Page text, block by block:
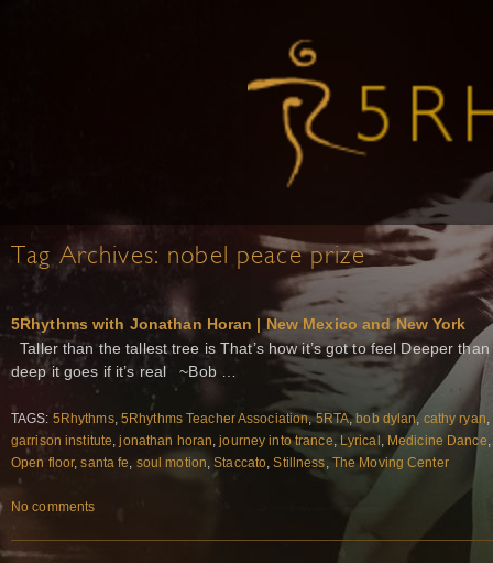
Tag Archives: nobel peace prize
5Rhythms with Jonathan Horan | New Mexico and New York
Taller than the tallest tree is That’s how it’s got to feel Deeper
deep it goes if it’s real ~Bob …
TAGS: 5Rhythms, 5Rhythms Teacher Association,5RTA, bob dylan, cathy ryan,
garrison institute,jonathan horan,journey into trance, Lyrical , Medicine Dance,
Open floor,santa fe, soul motion,Staccato,Stillness, The Moving Center
No comments